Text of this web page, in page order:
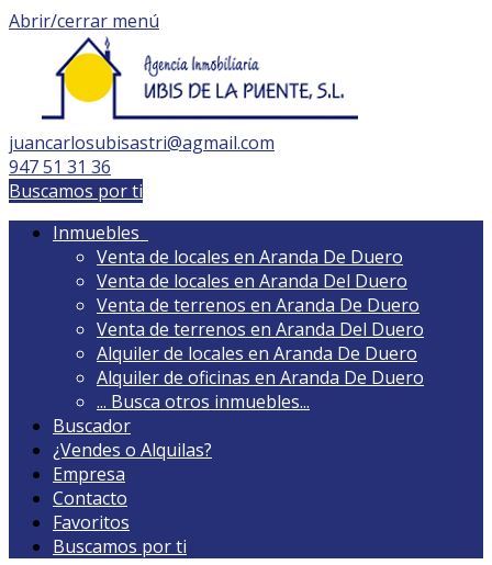
Abrir/cerrar menú
juancarlosubisastri@agmail.com
947 51 31 36
Buscamos por ti
Inmuebles
Venta de locales en Aranda De Duero
Venta de locales en Aranda Del Duero
Venta de terrenos en Aranda De Duero
Venta de terrenos en Aranda Del Duero
Alquiler de locales en Aranda De Duero
Alquiler de oficinas en Aranda De Duero
... Busca otros inmuebles...
Buscador
¿Vendes o Alquilas?
Empresa
Contacto
Favoritos
Buscamos por ti